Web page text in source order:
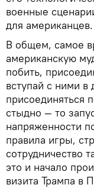
военные
для американцев.
В общем, самое
американскую
побить,
вступай с ними
присоединяться
стыдно — то
напряженности
правила игры,
сотрудничество
это и начало
визита Трампа в